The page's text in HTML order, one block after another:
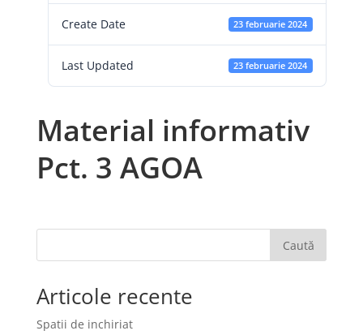
Create Date 23 februarie 2024
Last Updated 23 februarie 2024
Material informativ
Pct. 3 AGOA
Caută
Articole recente
Spatii de inchiriat